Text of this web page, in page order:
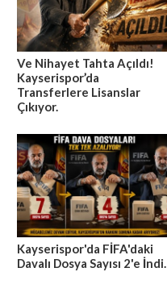
Ve Nihayet Tahta Açıldı!
Kayserispor’da
Transferlere Lisanslar
Çıkıyor.
Kayserispor'da FİFA'daki
Davalı Dosya Sayısı 2'e İndi.